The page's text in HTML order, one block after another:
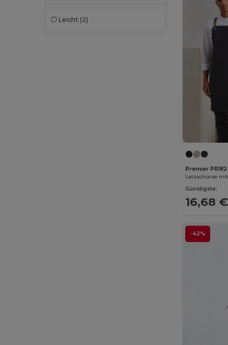
Leicht (2)
Premier PR182
Günstigste:
16,68 €
-42%